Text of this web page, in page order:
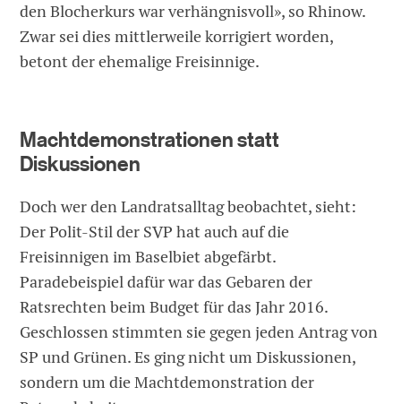
den Blocherkurs war verhängnisvoll», so Rhinow.
Zwar sei dies mittlerweile korrigiert worden,
betont der ehemalige Freisinnige.
Machtdemonstrationen statt
Diskussionen
Doch wer den Landratsalltag beobachtet, sieht:
Der Polit-Stil der SVP hat auch auf die
Freisinnigen im Baselbiet abgefärbt.
Paradebeispiel dafür war das Gebaren der
Ratsrechten beim Budget für das Jahr 2016.
Geschlossen stimmten sie gegen jeden Antrag von
SP und Grünen. Es ging nicht um Diskussionen,
sondern um die Machtdemonstration der